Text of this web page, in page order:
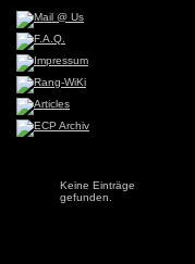
Keine Einträge
gefunden.